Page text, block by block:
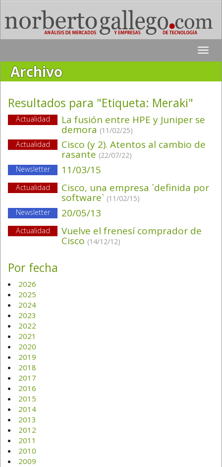
Toggle
Archivo
Resultados para "Etiqueta: Meraki"
Actualidad La fusión entre HPE y Juniper se
demora (11/02/25)
Actualidad
Cisco (y 2). Atentos al cambio de
rasante (22/07/22)
Newsletter
11/03/15
Actualidad Cisco, una empresa ´definida por
software` (11/02/15)
Newsletter
20/05/13
Actualidad Vuelve el frenesí comprador de
Cisco (14/12/12)
Por fecha
2026
2025
2024
2023
2022
2021
2020
2019
2018
2017
2016
2015
2014
2013
2012
2011
2010
2009